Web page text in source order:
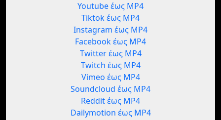
Youtube έως MP4
Tiktok έως MP4
Instagram έως MP4
Facebook έως MP4
Twitter έως MP4
Twitch έως MP4
Vimeo έως MP4
Soundcloud έως MP4
Reddit έως MP4
Dailymotion έως MP4